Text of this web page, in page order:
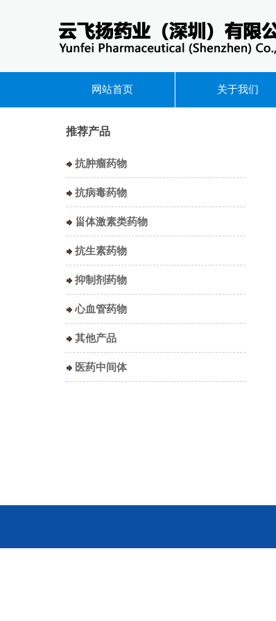
网站首页 关于我们
推荐产品
抗肿瘤药物
抗病毒药物
甾体激素类药物
抗生素药物
抑制剂药物
心血管药物
其他产品
医药中间体